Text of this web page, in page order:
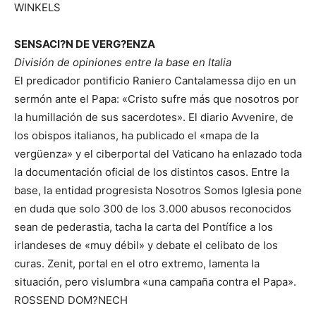
WINKELS
SENSACI?N DE VERG?ENZA
División de opiniones entre la base en Italia
El predicador pontificio Raniero Cantalamessa dijo en un
sermón ante el Papa: «Cristo sufre más que nosotros por
la humillación de sus sacerdotes». El diario Avvenire, de
los obispos italianos, ha publicado el «mapa de la
vergüenza» y el ciberportal del Vaticano ha enlazado toda
la documentación oficial de los distintos casos. Entre la
base, la entidad progresista Nosotros Somos Iglesia pone
en duda que solo 300 de los 3.000 abusos reconocidos
sean de pederastia, tacha la carta del Pontífice a los
irlandeses de «muy débil» y debate el celibato de los
curas. Zenit, portal en el otro extremo, lamenta la
situación, pero vislumbra «una campaña contra el Papa».
ROSSEND DOM?NECH